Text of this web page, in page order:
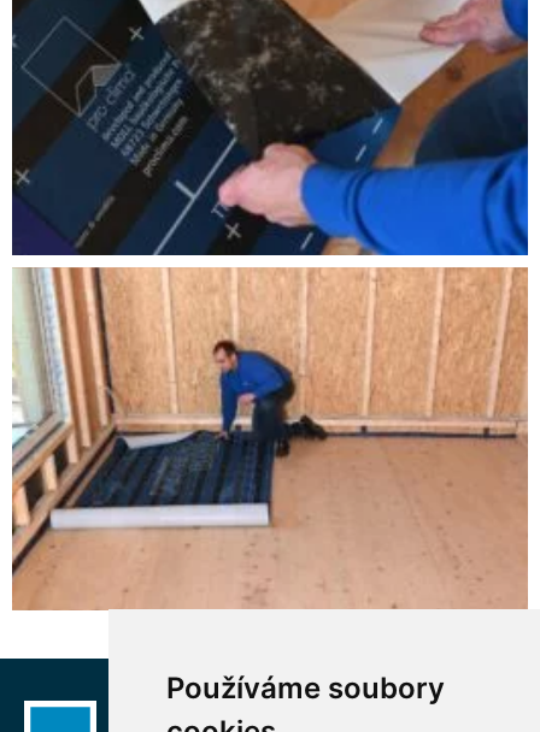
Používáme soubory